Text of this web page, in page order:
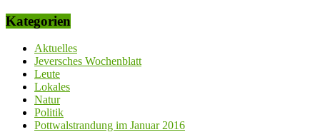
Kategorien
Aktuelles
Jeversches Wochenblatt
Leute
Lokales
Natur
Politik
Pottwalstrandung im Januar 2016